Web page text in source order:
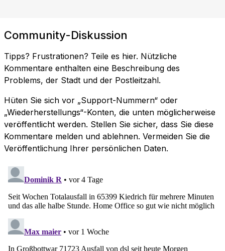
Community-Diskussion
Tipps? Frustrationen? Teile es hier. Nützliche
Kommentare enthalten eine Beschreibung des
Problems, der Stadt und der Postleitzahl.
Hüten Sie sich vor „Support-Nummern“ oder
„Wiederherstellungs“-Konten, die unten möglicherweise
veröffentlicht werden. Stellen Sie sicher, dass Sie diese
Kommentare melden und ablehnen. Vermeiden Sie die
Veröffentlichung Ihrer persönlichen Daten.